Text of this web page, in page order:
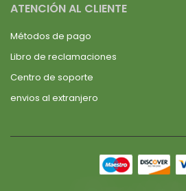
ATENCIÓN AL CLIENTE
Métodos de pago
Libro de reclamaciones
Centro de soporte
envios al extranjero